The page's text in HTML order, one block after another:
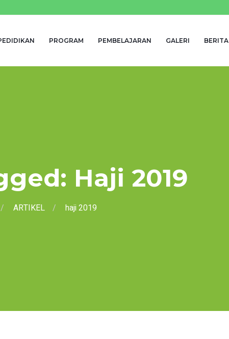
PROGRAM PEMBELAJARAN GALERI BERITA
Haji 2019
ARTIKEL haji 2019